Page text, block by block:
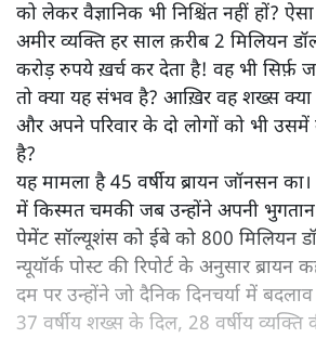
को लेकर वैज्ञानिक भी निश्चिंत नहीं हों?
अमीर व्यक्ति हर साल क़रीब 2 मिलियन
करोड़ रुपये ख़र्च कर देता है! वह भी सिर्फ़
तो क्या यह संभव है? आख़िर वह शख्स क्या
और अपने परिवार के दो लोगों को भी
है?
यह मामला है 45 वर्षीय ब्रायन जॉनसन
में किस्मत चमकी जब उन्होंने अपनी भुगतान
पेमेंट सॉल्यूशंस को ईबे को 800 मिलियन
न्यूयॉर्क पोस्ट की रिपोर्ट के अनुसार
दम पर उन्होंने जो दैनिक दिनचर्या में
37 वर्षीय शख्स के दिल, 28 वर्षीय